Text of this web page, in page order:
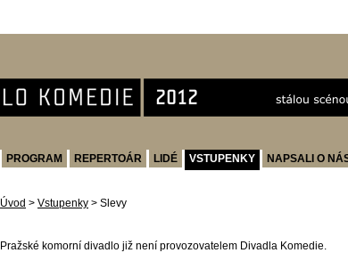
PROGRAM REPERTOÁR LIDÉ VSTUPENKY NAPSALI O
Úvod > Vstupenky > Slevy
Pražské komorní divadlo již není provozovatelem Divadla Komedie.